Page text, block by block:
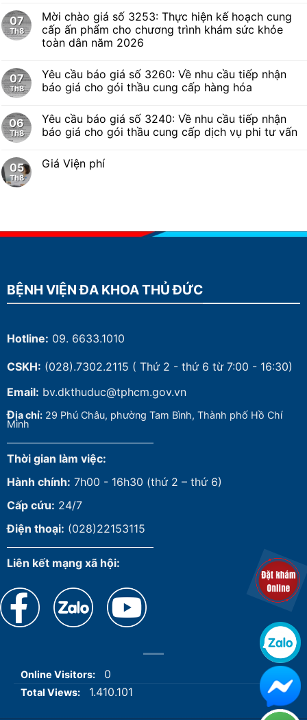
07
Th8
Mời chào giá số 3253: Thực hiện kế hoạch cung
cấp ấn phẩm cho chương trình khám sức khỏe
toàn dân năm 2026
07
Th8
Yêu cầu báo giá số 3260: Về nhu cầu tiếp nhận
báo giá cho gói thầu cung cấp hàng hóa
06
Th8
Yêu cầu báo giá số 3240: Về nhu cầu tiếp nhận
báo giá cho gói thầu cung cấp dịch vụ phi tư vấn
05
Th8
Giá Viện phí
BỆNH VIỆN ĐA KHOA THỦ ĐỨC
Hotline: 09. 6633.1010
CSKH: (028).7302.2115 ( Thứ 2 - thứ 6 từ 7:00 - 16:30)
Email: bv.dkthuduc@tphcm.gov.vn
Địa chỉ: 29 Phú Châu, phường Tam Bình, Thành phố Hồ Chí
Minh
Thời gian làm việc:
Hành chính: 7h00 - 16h30 (thứ 2 – thứ 6)
Cấp cứu: 24/7
Điện thoại: (028)22153115
Liên kết mạng xã hội:
Online Visitors: 0
Total Views: 1.410.101